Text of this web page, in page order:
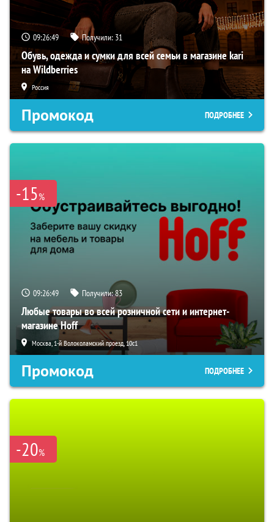
09:26:48 Получили: 31
Обувь, одежда и сумки для всей семьи в магазине kari
на Wildberries
Россия
Промокод ПОДРОБНЕЕ
-15%
09:26:48 Получили:83
Любые товары во всей розничной сети и интернет-
магазине Hoff
Москва, 1-й Волоколамский проезд, 10с1
Промокод ПОДРОБНЕЕ
-20%